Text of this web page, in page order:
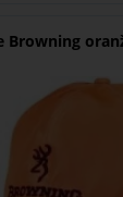
Browning